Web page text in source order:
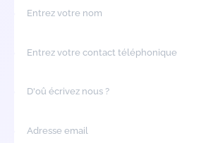
Entrez votre nom
Entrez votre contact téléphonique
D'oû écrivez nous ?
Adresse email